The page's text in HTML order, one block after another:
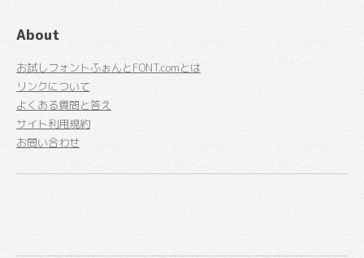
About
お試しフォントふぉんとFONT.comとは
リンクについて
よくある質問と答え
サイト利用規約
お問い合わせ